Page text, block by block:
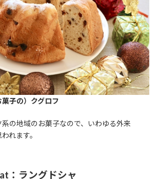
子の）クグロフ
の地域のお菓子なので、いわゆる外来
れます。
：ラングドシャ